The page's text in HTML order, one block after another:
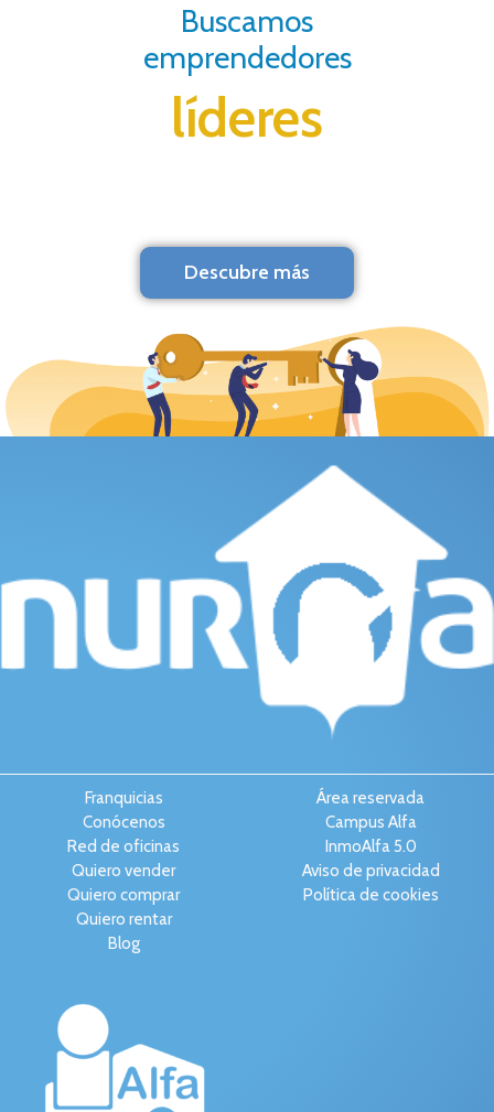
Buscamos
emprendedores
líderes
Descubre más
Franquicias
Conócenos
Red de oficinas
Quiero vender
Quiero comprar
Quiero rentar
Blog
Área reservada
Campus Alfa
InmoAlfa 5.0
Aviso de privacidad
Política de cookies